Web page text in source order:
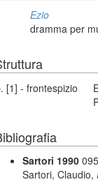
Ezio
dramma per
[1] - frontespizio
Sartori 1990
Sartori, Claudio,